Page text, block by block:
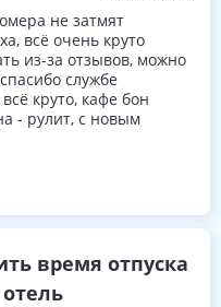
не затмят
всё очень круто
из-за отзывов, можно
службе
круто, кафе бон
- рулит, с новым
время отпуска